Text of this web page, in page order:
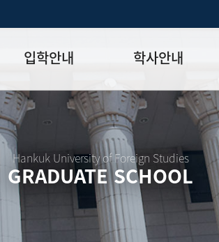
입학안내
모집일정
모집요강
입시 공지사항
학부-대학원 연계과정
석·박사 통합 학위과정
박사후 연구과정
학사안내
학사일정표
강의시간표
수업
학적
장학
외국어시험
종합시험
Hankuk University of Foreign Studies
GRADUATE SCHOOL